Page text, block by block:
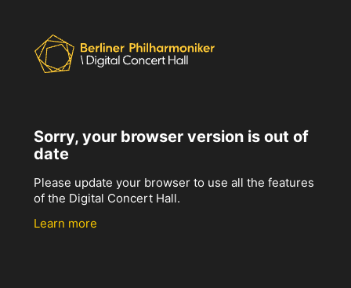
Sorry, your browser version is out of
date
Please update your browser to use all the features
of the Digital Concert Hall.
Learn more